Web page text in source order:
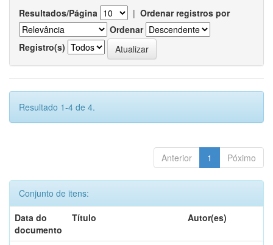
Resultados/Página | Ordenar registros por
Ordenar
Registro(s)
Resultado 1-4 de 4.
Anterior 1 Póximo
Conjunto de itens:
Data do
documento
Título Autor(es)